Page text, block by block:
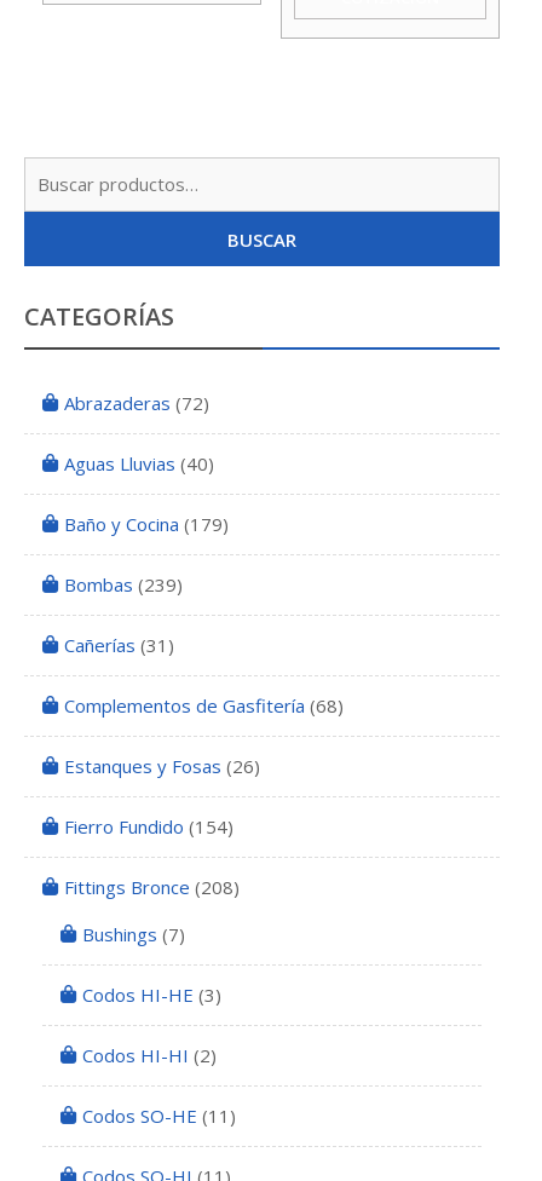
BUSCAR
CATEGORÍAS
Abrazaderas (72)
Aguas Lluvias (40)
Baño y Cocina (179)
Bombas (239)
Cañerías (31)
Complementos de Gasfitería (68)
Estanques y Fosas (26)
Fierro Fundido (154)
Fittings Bronce (208)
Bushings (7)
Codos HI-HE (3)
Codos HI-HI (2)
Codos SO-HE (11)